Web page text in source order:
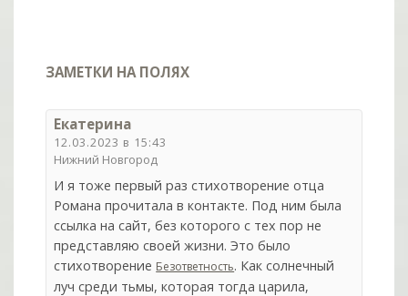
ЗАМЕТКИ НА ПОЛЯХ
Екатерина
12.03.2023 в 15:43
Нижний Новгород
И я тоже первый раз стихотворение отца
Романа прочитала в контакте. Под ним была
ссылка на сайт, без которого с тех пор не
представляю своей жизни. Это было
стихотворение Безответность. Как солнечный
луч среди тьмы, которая тогда царила,